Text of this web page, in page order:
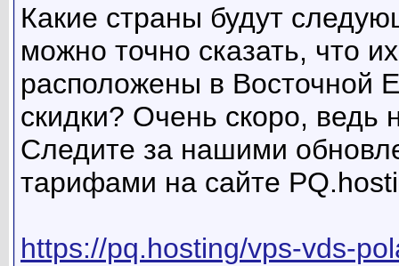
Какие страны будут
можно точно сказать, что
расположены в Восточной
скидки? Очень скоро, ведь
Следите за нашими
тарифами на сайте
https://pq.hosting/vps-vds-